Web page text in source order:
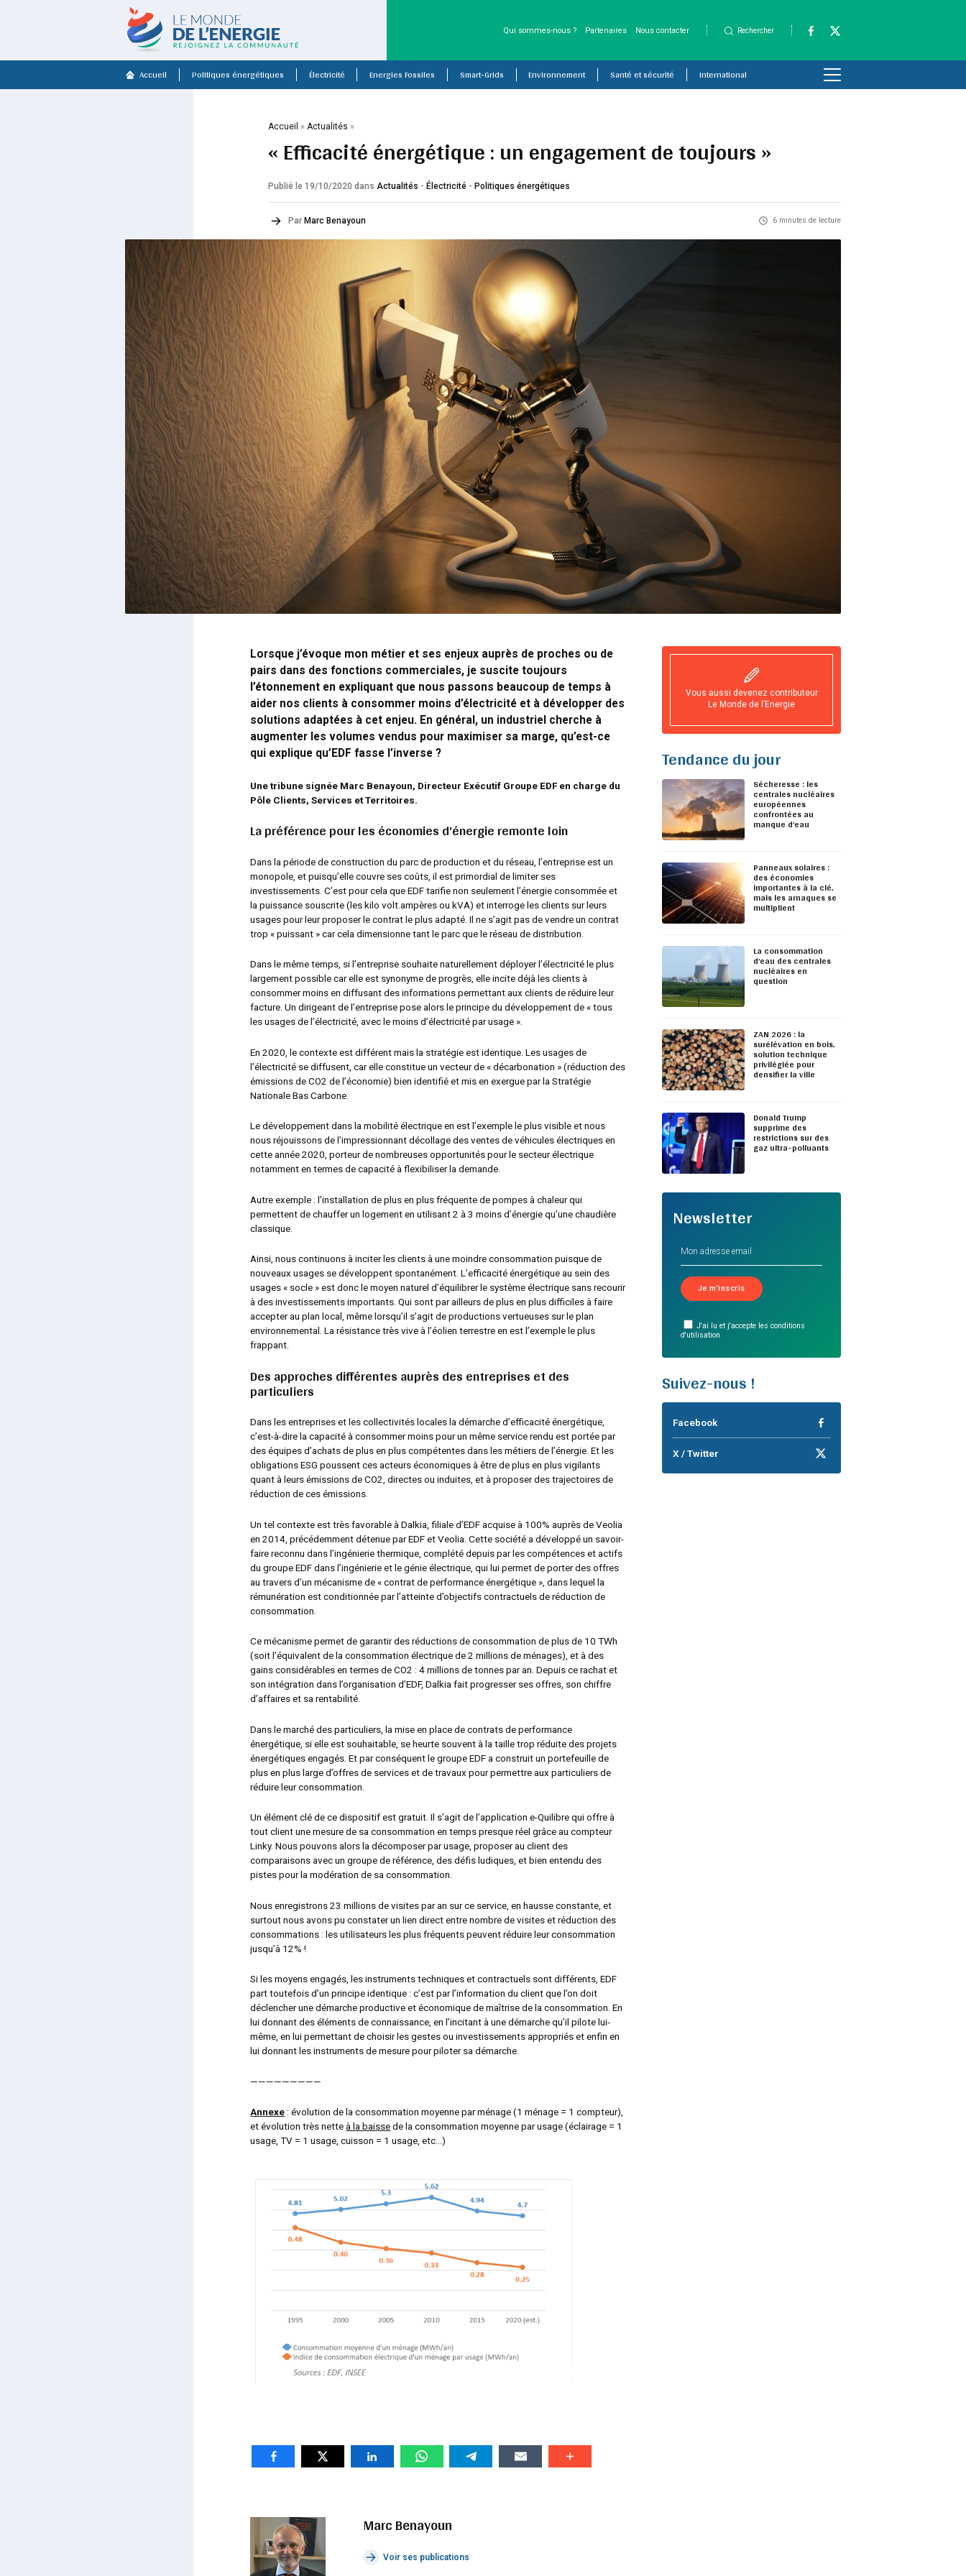
Qui sommes-nous ? Partenaires Nous contacter Rechercher
Accueil Politiques énergétiques Électricité Energies Fossiles Smart-Grids Environnement Santé et sécurité International
Accueil »Actualités »
« Efficacité énergétique : un engagement de toujours »
Publié le 19/10/2020dans Actualités -Électricité -Politiques énergétiques
Par Marc Benayoun 6 minutes de lecture
Lorsque j’évoque mon métier et ses enjeux auprès de proches ou de
pairs dans des fonctions commerciales, je suscite toujours
l’étonnement en expliquant que nous passons beaucoup de temps à
aider nos clients à consommer moins d’électricité et à développer des
solutions adaptées à cet enjeu. En général, un industriel cherche à
augmenter les volumes vendus pour maximiser sa marge, qu’est-ce
qui explique qu’EDF fasse l’inverse ?
Une tribune signée Marc Benayoun, Directeur Exécutif Groupe EDF en charge du
Pôle Clients, Services et Territoires.
La préférence pour les économies d’énergie remonte loin
Dans la période de construction du parc de production et du réseau, l’entreprise est un
monopole, et puisqu’elle couvre ses coûts, il est primordial de limiter ses
investissements. C’est pour cela que EDF tarifie non seulement l’énergie consommée et
la puissance souscrite (les kilo volt.ampères ou kVA) et interroge les clients sur leurs
usages pour leur proposer le contrat le plus adapté. Il ne s’agit pas de vendre un contrat
trop « puissant » car cela dimensionne tant le parc que le réseau de distribution.
Dans le même temps, si l’entreprise souhaite naturellement déployer l’électricité le plus
largement possible car elle est synonyme de progrès, elle incite déjà les clients à
consommer moins en diffusant des informations permettant aux clients de réduire leur
facture. Un dirigeant de l’entreprise pose alors le principe du développement de «tous
les usages de l’électricité, avec le moins d’électricité par usage ».
En 2020, le contexte est différent mais la stratégie est identique. Les usages de
l’électricité se diffusent, car elle constitue un vecteur de « décarbonation » (réduction des
émissions de CO2 de l’économie) bien identifié et mis en exergue par la Stratégie
Nationale Bas Carbone.
Le développement dans la mobilité électrique en est l’exemple le plus visible et nous
nous réjouissons de l’impressionnant décollage des ventes de véhicules électriques en
cette année 2020, porteur de nombreuses opportunités pour le secteur électrique
notamment en termes de capacité à flexibiliser la demande.
Autre exemple : l’installation de plus en plus fréquente de pompes à chaleur qui
permettent de chauffer un logement en utilisant 2 à 3 moins d’énergie qu’une chaudière
classique.
Ainsi, nous continuons à inciter les clients à une moindre consommation puisque de
nouveaux usages se développent spontanément. L’efficacité énergétique au sein des
usages « socle » est donc le moyen naturel d’équilibrer le système électrique sans recourir
à des investissements importants. Qui sont par ailleurs de plus en plus difficiles à faire
accepter au plan local, même lorsqu’il s’agit de productions vertueuses sur le plan
environnemental. La résistance très vive à l’éolien terrestre en est l’exemple le plus
frappant.
Des approches différentes auprès des entreprises et des
particuliers
Dans les entreprises et les collectivités locales la démarche d’efficacité énergétique,
c’est-à-dire la capacité à consommer moins pour un même service rendu est portée par
des équipes d’achats de plus en plus compétentes dans les métiers de l’énergie. Et les
obligations ESG poussent ces acteurs économiques à être de plus en plus vigilants
quant à leurs émissions de CO2, directes ou induites, et à proposer des trajectoires de
réduction de ces émissions.
Un tel contexte est très favorable à Dalkia, filiale d’EDF acquise à 100% auprès de Veolia
en 2014, précédemment détenue par EDF et Veolia. Cette société a développé un savoir-
faire reconnu dans l’ingénierie thermique, complété depuis par les compétences et actifs
du groupe EDF dans l’ingénierie et le génie électrique, qui lui permet de porter des offres
au travers d’un mécanisme de « contrat de performance énergétique », dans lequel la
rémunération est conditionnée par l’atteinte d’objectifs contractuels de réduction de
consommation.
Ce mécanisme permet de garantir des réductions de consommation de plus de 10 TWh
(soit l’équivalent de la consommation électrique de 2 millions de ménages), et à des
gains considérables en termes de CO2 : 4 millions de tonnes par an. Depuis ce rachat et
son intégration dans l’organisation d’EDF, Dalkia fait progresser ses offres, son chiffre
d’affaires et sa rentabilité.
Dans le marché des particuliers, la mise en place de contrats de performance
énergétique, si elle est souhaitable, se heurte souvent à la taille trop réduite des projets
énergétiques engagés. Et par conséquent le groupe EDF a construit un portefeuille de
plus en plus large d’offres de services et de travaux pour permettre aux particuliers de
réduire leur consommation.
Un élément clé de ce dispositif est gratuit. Il s’agit de l’application e-Quilibre qui offre à
tout client une mesure de sa consommation en temps presque réel grâce au compteur
Linky. Nous pouvons alors la décomposer par usage, proposer au client des
comparaisons avec un groupe de référence, des défis ludiques, et bien entendu des
pistes pour la modération de sa consommation.
Nous enregistrons 23 millions de visites par an sur ce service, en hausse constante, et
surtout nous avons pu constater un lien direct entre nombre de visites et réduction des
consommations : les utilisateurs les plus fréquents peuvent réduire leur consommation
jusqu’à 12% !
Si les moyens engagés, les instruments techniques et contractuels sont différents, EDF
part toutefois d’un principe identique : c’est par l’information du client que l’on doit
déclencher une démarche productive et économique de maîtrise de la consommation. En
lui donnant des éléments de connaissance, en l’incitant à une démarche qu’il pilote lui-
même, en lui permettant de choisir les gestes ou investissements appropriés et enfin en
lui donnant les instruments de mesure pour piloter sa démarche.
—————————
Annexe : évolution de la consommation moyenne par ménage (1 ménage = 1 compteur),
et évolution très netteà la baissede la consommation moyenne par usage (éclairage = 1
usage, TV = 1 usage, cuisson = 1 usage, etc…)
Marc Benayoun
Voir ses publications
Vous aussi devenez contributeur
Le Monde de l’Energie
Tendance du jour
Sécheresse : les
centrales nucléaires
européennes
confrontées au
manque d’eau
Panneaux solaires :
des économies
importantes à la clé,
mais les arnaques se
multiplient
La consommation
d’eau des centrales
nucléaires en
question
ZAN 2026 : la
surélévation en bois,
solution technique
privilégiée pour
densifier la ville
Donald Trump
supprime des
restrictions sur des
gaz ultra-polluants
Newsletter
J'ai lu et j'accepte les conditions
d'utilisation
Suivez-nous !
Facebook
X / Twitter